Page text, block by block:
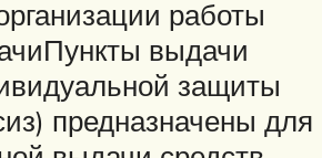
работы
выдачи
защиты
предназначены для